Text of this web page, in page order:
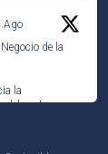
Ago
de la
la
del sector